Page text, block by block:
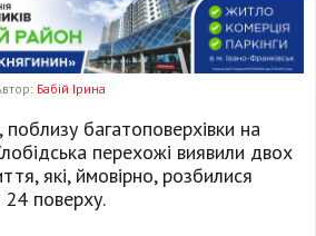
Бабій Ірина
багатоповерхівки на
перехожі виявили двох
які, ймовірно, розбилися
24 поверху.